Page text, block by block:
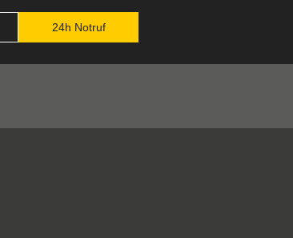
24h Notruf